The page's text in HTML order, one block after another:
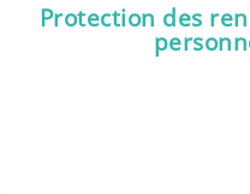
Protection des